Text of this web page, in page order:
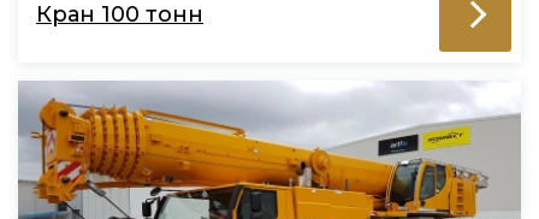
Кран 100 тонн